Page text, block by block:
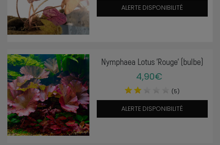
ALERTE DISPONIBILITÉ
Nymphaea Lotus 'Rouge' (bulbe)
4,90€
(5)
ALERTE DISPONIBILITÉ